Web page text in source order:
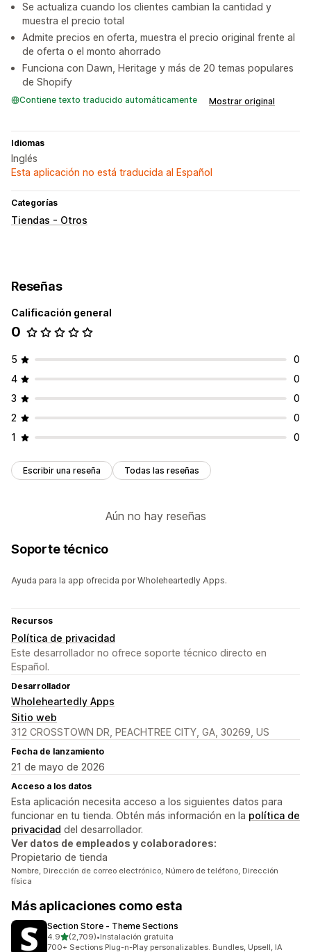
Se actualiza cuando los clientes cambian la cantidad y
muestra el precio total
Admite precios en oferta, muestra el precio original frente al
de oferta o el monto ahorrado
Funciona con Dawn, Heritage y más de 20 temas populares
de Shopify
Contiene texto traducido automáticamente Mostrar original
Idiomas
Inglés
Esta aplicación no está traducida al Español
Categorías
Tiendas - Otros
Reseñas
Calificación general
0
5
0
4
0
3
0
2
0
1
0
Escribir una reseña Todas las reseñas
Aún no hay reseñas
Soporte técnico
Ayuda para la app ofrecida por Wholeheartedly Apps.
Recursos
Política de privacidad
Este desarrollador no ofrece soporte técnico directo en
Español.
Desarrollador
Wholeheartedly Apps
Sitio web
312 CROSSTOWN DR, PEACHTREE CITY, GA, 30269, US
Fecha de lanzamiento
21 de mayo de 2026
Acceso a los datos
Esta aplicación necesita acceso a los siguientes datos para
funcionar en tu tienda. Obtén más información en la política de
privacidad del desarrollador.
Ver datos de empleados y colaboradores:
Propietario de tienda
Nombre, Dirección de correo electrónico, Número de teléfono, Dirección
física
Más aplicaciones como esta
Section Store ‑ Theme Sections
4.9de 5 estrellas
(2,709)
2709 reseñas en total
•Instalación gratuita
700+ Sections Plug-n-Play personalizables. Bundles, Upsell, IA